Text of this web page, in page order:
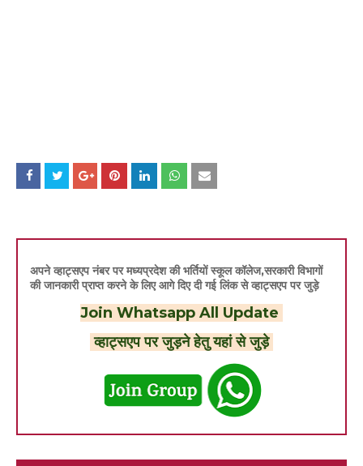
अपने व्हाट्सएप नंबर पर मध्यप्रदेश की भर्तियों स्कूल कॉलेज,सरकारी विभागों
की जानकारी प्राप्त करने के लिए आगे दिए दी गई लिंक से व्हाट्सएप पर जुड़े
Join Whatsapp All Update
व्हाट्सएप पर जुड़ने हेतु यहां से जुड़े